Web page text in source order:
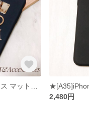
2,480円